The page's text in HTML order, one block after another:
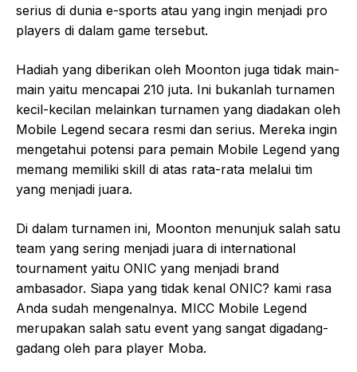
serius di dunia e-sports atau yang ingin menjadi pro
players di dalam game tersebut.
Hadiah yang diberikan oleh Moonton juga tidak main-
main yaitu mencapai 210 juta. Ini bukanlah turnamen
kecil-kecilan melainkan turnamen yang diadakan oleh
Mobile Legend secara resmi dan serius. Mereka ingin
mengetahui potensi para pemain Mobile Legend yang
memang memiliki skill di atas rata-rata melalui tim
yang menjadi juara.
Di dalam turnamen ini, Moonton menunjuk salah satu
team yang sering menjadi juara di international
tournament yaitu ONIC yang menjadi brand
ambasador. Siapa yang tidak kenal ONIC? kami rasa
Anda sudah mengenalnya. MICC Mobile Legend
merupakan salah satu event yang sangat digadang-
gadang oleh para player Moba.